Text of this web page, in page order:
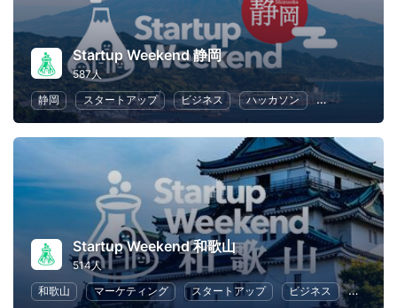
Startup Weekend 静岡
587人
静岡
スタートアップ ビジネス ハッカソン 起業
Startup Weekend 和歌山
514人
和歌山
マーケティング スタートアップ ビジネス ハッカ